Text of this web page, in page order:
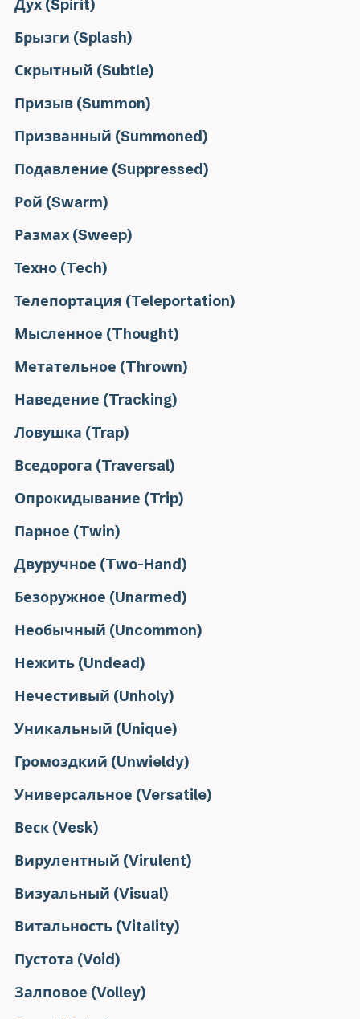
Дух (Spirit)
Брызги (Splash)
Скрытный (Subtle)
Призыв (Summon)
Призванный (Summoned)
Подавление (Suppressed)
Рой (Swarm)
Размах (Sweep)
Техно (Tech)
Телепортация (Teleportation)
Мысленное (Thought)
Метательное (Thrown)
Наведение (Tracking)
Ловушка (Trap)
Вседорога (Traversal)
Опрокидывание (Trip)
Парное (Twin)
Двуручное (Two-Hand)
Безоружное (Unarmed)
Необычный (Uncommon)
Нежить (Undead)
Нечестивый (Unholy)
Уникальный (Unique)
Громоздкий (Unwieldy)
Универсальное (Versatile)
Веск (Vesk)
Вирулентный (Virulent)
Визуальный (Visual)
Витальность (Vitality)
Пустота (Void)
Залповое (Volley)